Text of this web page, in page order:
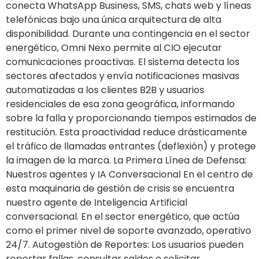
conecta WhatsApp Business, SMS, chats web y líneas
telefónicas bajo una única arquitectura de alta
disponibilidad. Durante una contingencia en el sector
energético, Omni Nexo permite al CIO ejecutar
comunicaciones proactivas. El sistema detecta los
sectores afectados y envía notificaciones masivas
automatizadas a los clientes B2B y usuarios
residenciales de esa zona geográfica, informando
sobre la falla y proporcionando tiempos estimados de
restitución. Esta proactividad reduce drásticamente
el tráfico de llamadas entrantes (deflexión) y protege
la imagen de la marca. La Primera Línea de Defensa:
Nuestros agentes y IA Conversacional En el centro de
esta maquinaria de gestión de crisis se encuentra
nuestro agente de Inteligencia Artificial
conversacional. En el sector energético, que actúa
como el primer nivel de soporte avanzado, operativo
24/7. Autogestión de Reportes: Los usuarios pueden